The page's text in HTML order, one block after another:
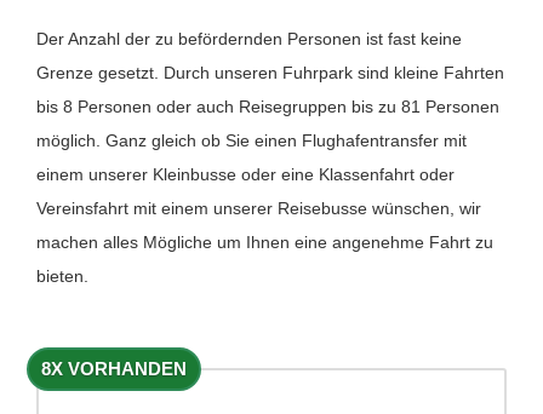
Der Anzahl der zu befördernden Personen ist fast keine
Grenze gesetzt. Durch unseren Fuhrpark sind kleine Fahrten
bis 8 Personen oder auch Reisegruppen bis zu 81 Personen
möglich. Ganz gleich ob Sie einen Flughafentransfer mit
einem unserer Kleinbusse oder eine Klassenfahrt oder
Vereinsfahrt mit einem unserer Reisebusse wünschen, wir
machen alles Mögliche um Ihnen eine angenehme Fahrt zu
bieten.
8X VORHANDEN